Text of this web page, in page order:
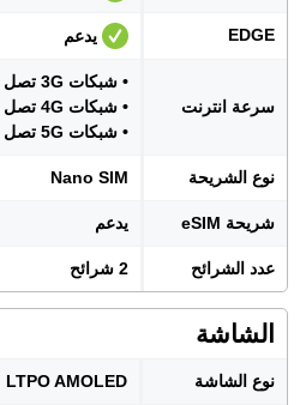
EDGE يدعم
سرعة انترنت
• شبكات 3G تصل حتى 42 ميجابت
• شبكات 4G تصل حتى 2 جيجابت
• شبكات 5G تصل حتى 10 جيجابت
نوع الشريحة Nano SIM
شريحة eSIM يدعم
عدد الشرائح 2 شرائح
الشاشة
نوع الشاشة LTPO AMOLED